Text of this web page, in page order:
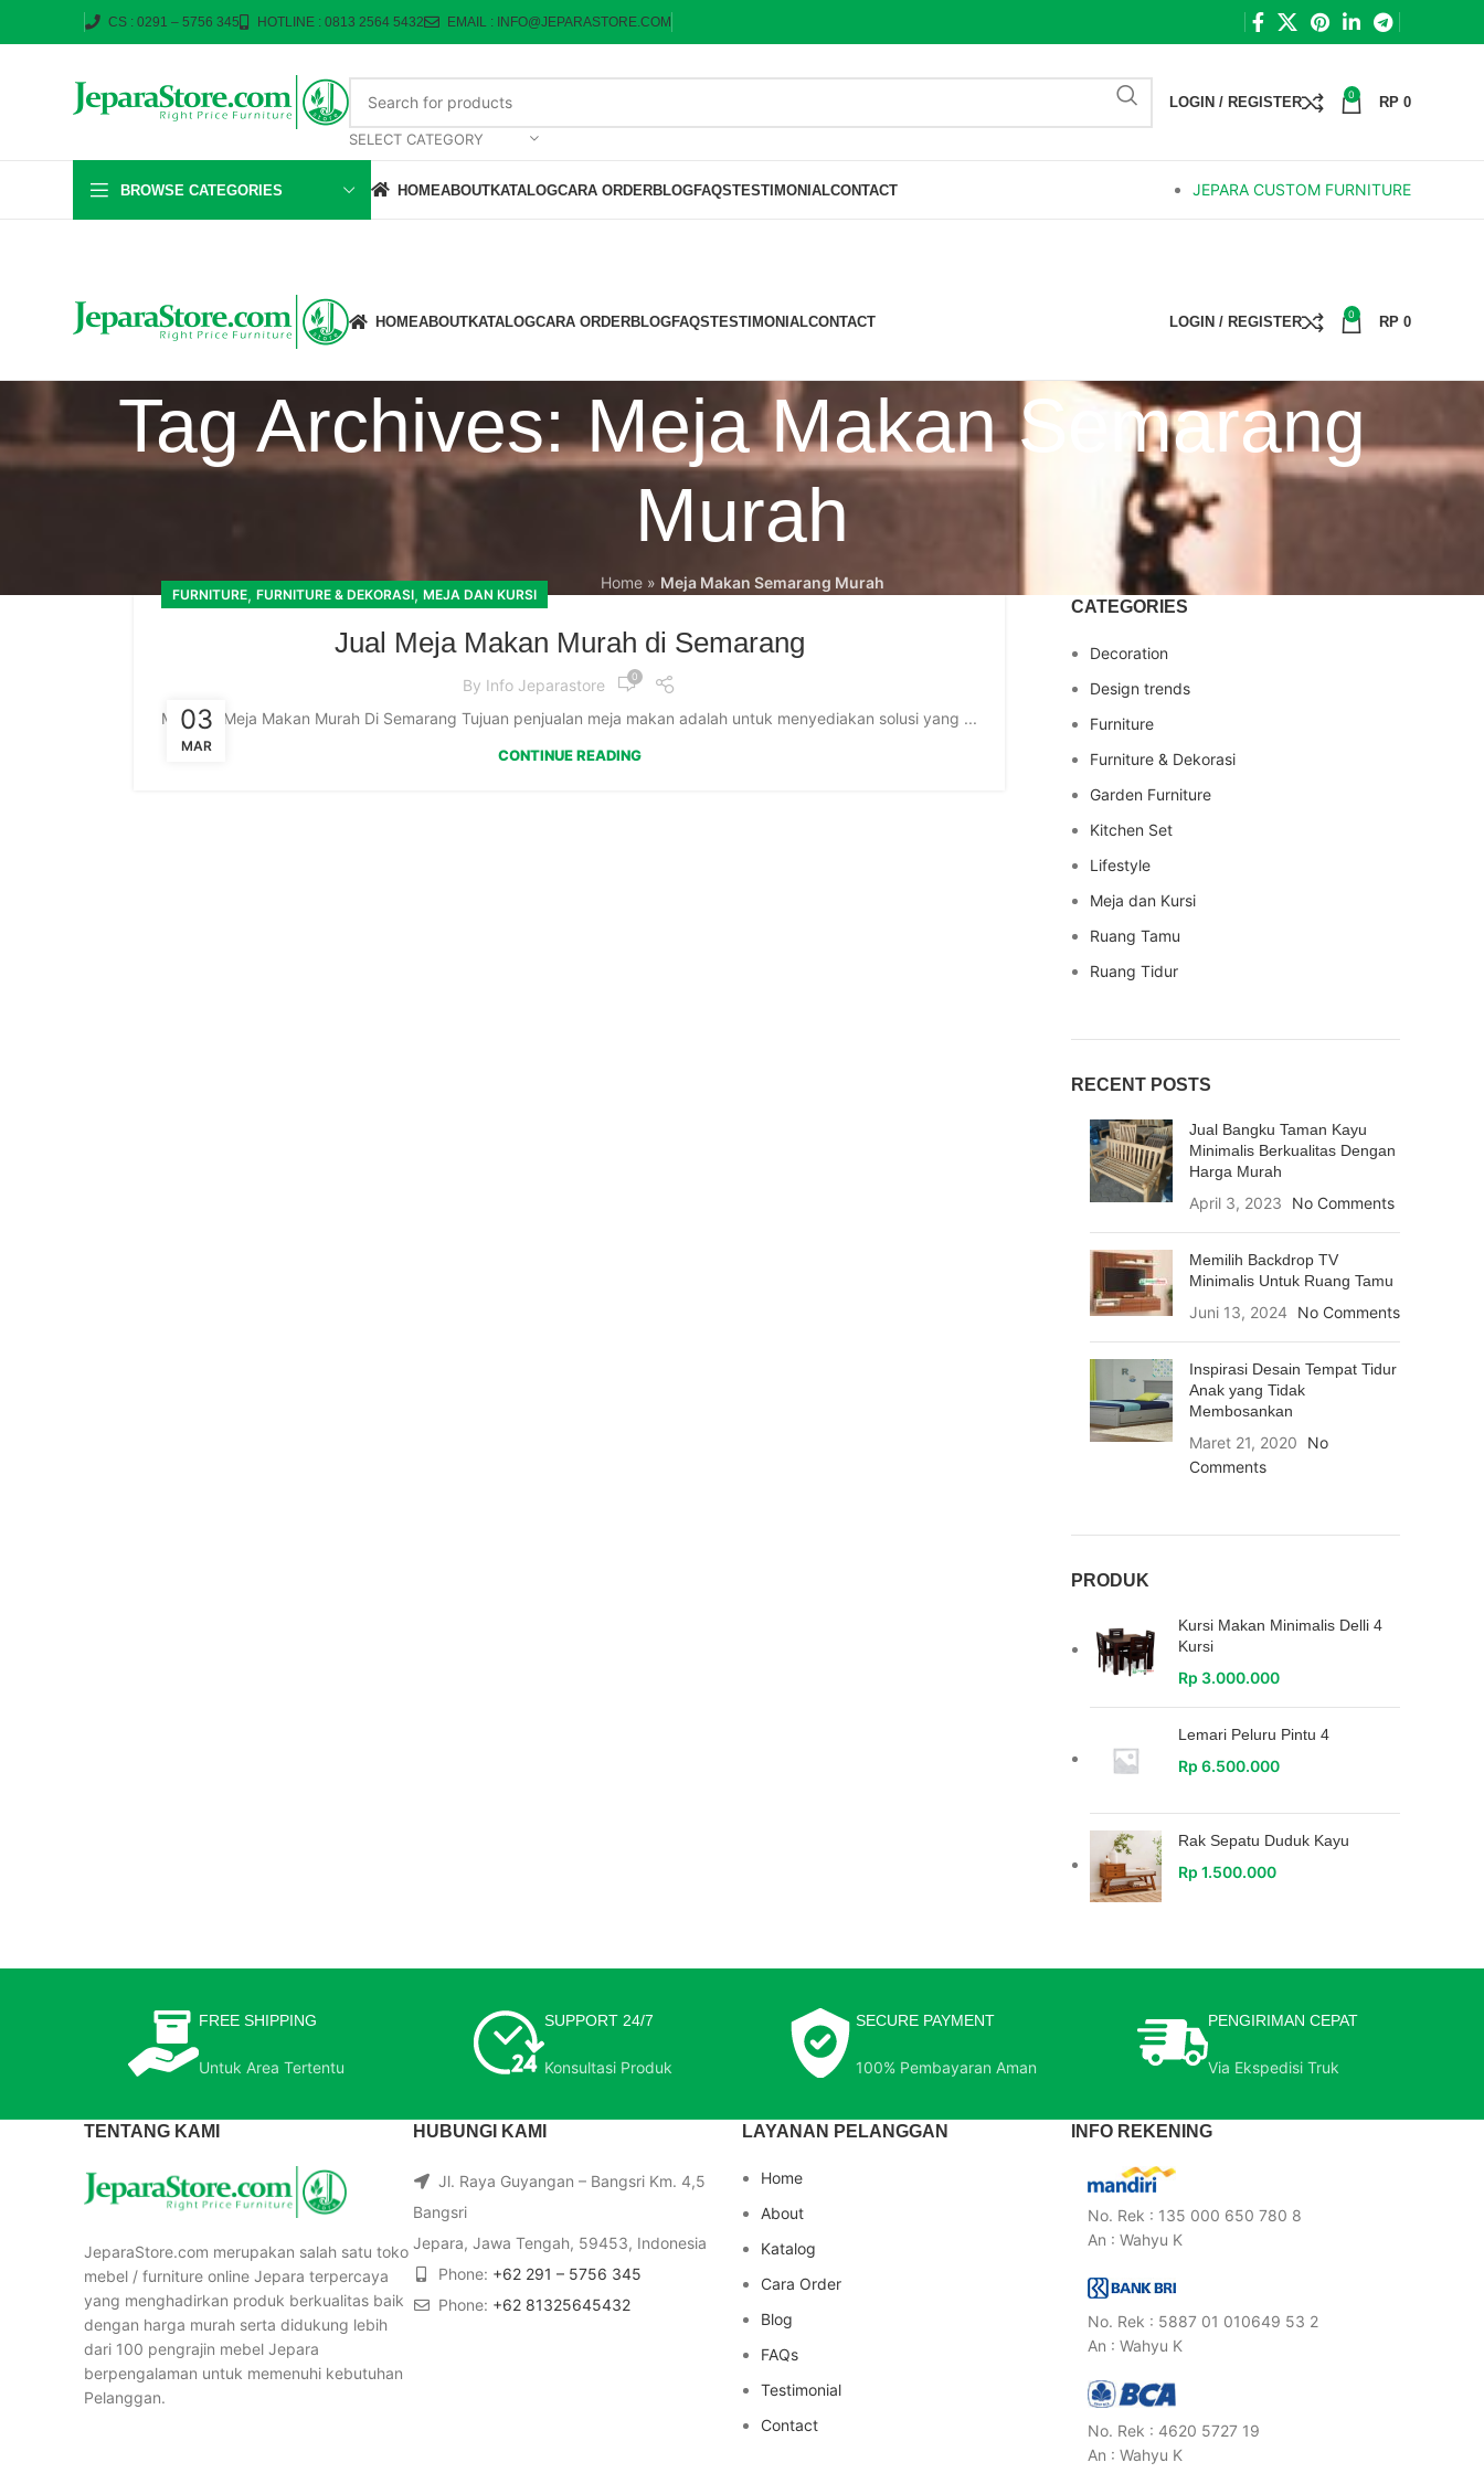
CS : 0291 – 5756 345 HOTLINE : 0813 2564 5432 EMAIL : INFO@JEPARASTORE.COM
SELECT CATEGORY
LOGIN / REGISTER 0 RP 0
BROWSE CATEGORIES HOMEABOUTKATALOGCARA ORDERBLOGFAQSTESTIMONIALCONTACT JEPARA CUSTOM FURNITURE
HOMEABOUTKATALOGCARA ORDERBLOGFAQSTESTIMONIALCONTACT LOGIN / REGISTER 0 RP 0
Tag Archives: Meja Makan Semarang
Murah
Home» Meja Makan Semarang Murah
03
MAR
FURNITURE, FURNITURE & DEKORASI, MEJA DAN KURSI
Jual Meja Makan Murah di Semarang
By Info Jeparastore 0
Mencari Meja Makan Murah Di Semarang Tujuan penjualan meja makan adalah untuk menyediakan solusi yang ...
CONTINUE READING
CATEGORIES
Decoration
Design trends
Furniture
Furniture & Dekorasi
Garden Furniture
Kitchen Set
Lifestyle
Meja dan Kursi
Ruang Tamu
Ruang Tidur
RECENT POSTS
Jual Bangku Taman Kayu
Minimalis Berkualitas Dengan
Harga Murah
April 3, 2023 No Comments
Memilih Backdrop TV
Minimalis Untuk Ruang Tamu
Juni 13, 2024 No Comments
Inspirasi Desain Tempat Tidur
Anak yang Tidak
Membosankan
Maret 21, 2020
No
Comments
PRODUK
Kursi Makan Minimalis Delli 4
Kursi
Rp 3.000.000
Lemari Peluru Pintu 4
Rp 6.500.000
Rak Sepatu Duduk Kayu
Rp 1.500.000
FREE SHIPPING
Untuk Area Tertentu
SUPPORT 24/7
Konsultasi Produk
SECURE PAYMENT
100% Pembayaran Aman
PENGIRIMAN CEPAT
Via Ekspedisi Truk
TENTANG KAMI
JeparaStore.com merupakan salah satu toko
mebel / furniture online Jepara terpercaya
yang menghadirkan produk berkualitas baik
dengan harga murah serta didukung lebih
dari 100 pengrajin mebel Jepara
berpengalaman untuk memenuhi kebutuhan
Pelanggan.
HUBUNGI KAMI
Jl. Raya Guyangan – Bangsri Km. 4,5
Bangsri
Jepara, Jawa Tengah, 59453, Indonesia
Phone: +62 291 – 5756 345
Phone: +62 81325645432
LAYANAN PELANGGAN
Home
About
Katalog
Cara Order
Blog
FAQs
Testimonial
Contact
INFO REKENING
No. Rek : 135 000 650 780 8
An : Wahyu K
No. Rek : 5887 01 010649 53 2
An : Wahyu K
No. Rek : 4620 5727 19
An : Wahyu K